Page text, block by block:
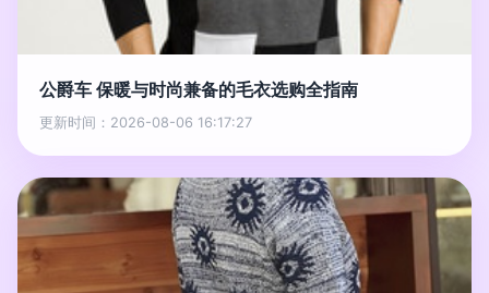
公爵车 保暖与时尚兼备的毛衣选购全指南
更新时间：2026-08-06 16:17:27